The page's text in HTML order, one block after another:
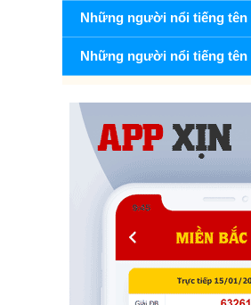
Những người nổi tiếng tên
Những người nổi tiếng tên